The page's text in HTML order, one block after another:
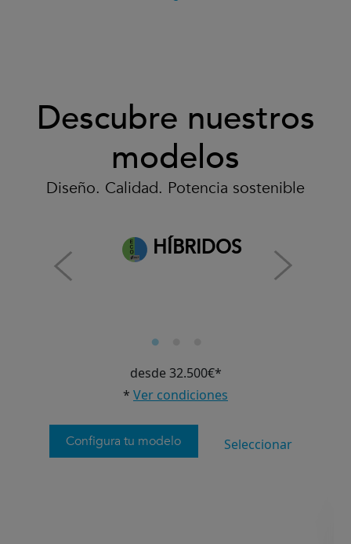
Descubre nuestros
modelos
Diseño. Calidad. Potencia sostenible
HÍBRIDOS
desde 32.500€*
* Ver condiciones
Configura tu modelo Seleccionar